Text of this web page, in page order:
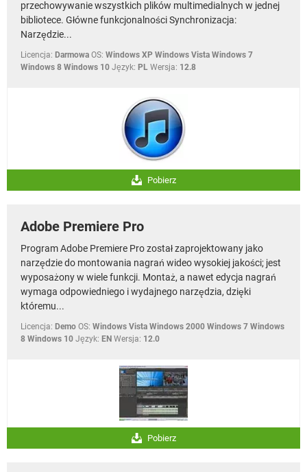
przechowywanie wszystkich plików multimedialnych w jednej
bibliotece. Główne funkcjonalności Synchronizacja:
Narzędzie...
Licencja: Darmowa OS: Windows XP Windows Vista Windows 7
Windows 8 Windows 10 Język: PL Wersja: 12.8
Pobierz
Adobe Premiere Pro
Program Adobe Premiere Pro został zaprojektowany jako
narzędzie do montowania nagrań wideo wysokiej jakości; jest
wyposażony w wiele funkcji. Montaż, a nawet edycja nagrań
wymaga odpowiedniego i wydajnego narzędzia, dzięki
któremu...
Licencja: Demo OS: Windows Vista Windows 2000 Windows 7 Windows
8 Windows 10 Język: EN Wersja: 12.0
Pobierz